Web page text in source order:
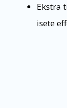
Ekstra
isete